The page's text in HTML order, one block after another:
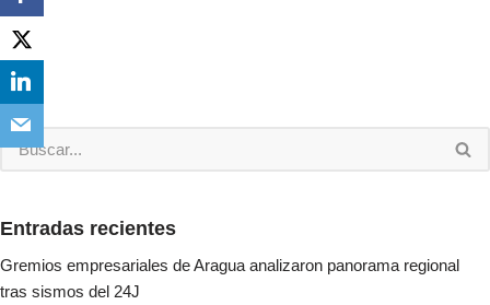
Entradas recientes
Gremios empresariales de Aragua analizaron panorama regional
tras sismos del 24J